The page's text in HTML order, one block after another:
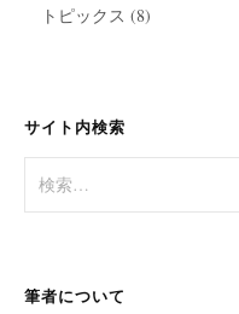
トピックス (8)
サイト内検索
索:
筆者について